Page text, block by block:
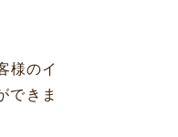
様のイ
できま